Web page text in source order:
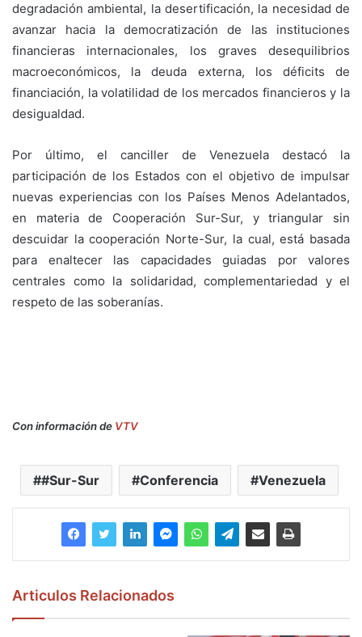
degradación ambiental, la desertificación, la necesidad de
avanzar hacia la democratización de las instituciones
financieras internacionales, los graves desequilibrios
macroeconómicos, la deuda externa, los déficits de
financiación, la volatilidad de los mercados financieros y la
desigualdad.
Por último, el canciller de Venezuela destacó la
participación de los Estados con el objetivo de impulsar
nuevas experiencias con los Países Menos Adelantados,
en materia de Cooperación Sur-Sur, y triangular sin
descuidar la cooperación Norte-Sur, la cual, está basada
para enaltecer las capacidades guiadas por valores
centrales como la solidaridad, complementariedad y el
respeto de las soberanías.
Con información de VTV
#Sur-Sur Conferencia Venezuela
Articulos Relacionados